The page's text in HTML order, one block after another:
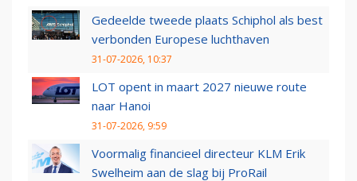
Gedeelde tweede plaats Schiphol als best
verbonden Europese luchthaven
31-07-2026, 10:37
LOT opent in maart 2027 nieuwe route
naar Hanoi
31-07-2026, 9:59
Voormalig financieel directeur KLM Erik
Swelheim aan de slag bij ProRail